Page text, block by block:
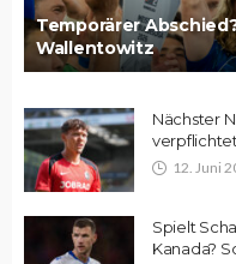
Temporärer
Wallentowitz
Nächster
12. Juni
Spielt
Kanada?